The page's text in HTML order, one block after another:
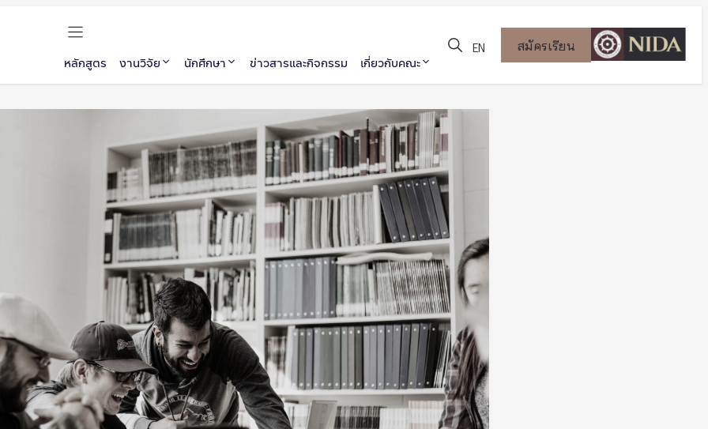
หลักสูตร งานวิจัย นักศึกษา ข่าวสารและกิจกรรม เกี่ยวกับคณะ
EN สมัครเรียน